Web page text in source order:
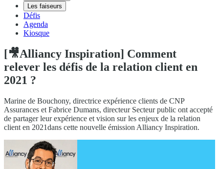
Les faiseurs
Défis
Agenda
Kiosque
[🎥Alliancy Inspiration] Comment
relever les défis de la relation client en
2021 ?
Marine de Bouchony, directrice expérience clients de CNP
Assurances et Fabrice Dumans, directeur Secteur public ont accepté
de partager leur expérience et vision sur les enjeux de la relation
client en 2021dans cette nouvelle émission Alliancy Inspiration.